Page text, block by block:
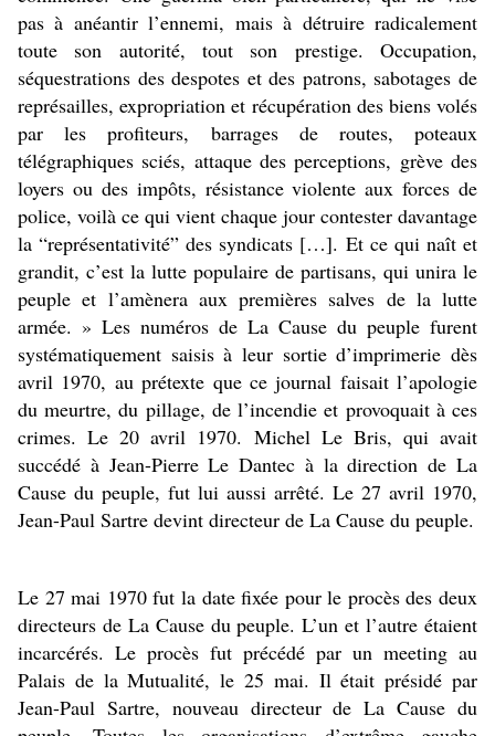
pas à anéantir l’ennemi, mais à détruire radicalement
toute son autorité, tout son prestige. Occupation,
séquestrations des despotes et des patrons, sabotages de
représailles, expropriation et récupération des biens volés
par les profiteurs, barrages de routes, poteaux
télégraphiques sciés, attaque des perceptions, grève des
loyers ou des impôts, résistance violente aux forces de
police, voilà ce qui vient chaque jour contester davantage
la “représentativité” des syndicats […]. Et ce qui naît et
grandit, c’est la lutte populaire de partisans, qui unira le
peuple et l’amènera aux premières salves de la lutte
armée. » Les numéros de La Cause du peuple furent
systématiquement saisis à leur sortie d’imprimerie dès
avril 1970, au prétexte que ce journal faisait l’apologie
du meurtre, du pillage, de l’incendie et provoquait à ces
crimes. Le 20 avril 1970. Michel Le Bris, qui avait
succédé à Jean-Pierre Le Dantec à la direction de La
Cause du peuple, fut lui aussi arrêté. Le 27 avril 1970,
Jean-Paul Sartre devint directeur de La Cause du peuple.
Le 27 mai 1970 fut la date fixée pour le procès des deux
directeurs de La Cause du peuple. L’un et l’autre étaient
incarcérés. Le procès fut précédé par un meeting au
Palais de la Mutualité, le 25 mai. Il était présidé par
Jean-Paul Sartre, nouveau directeur de La Cause du